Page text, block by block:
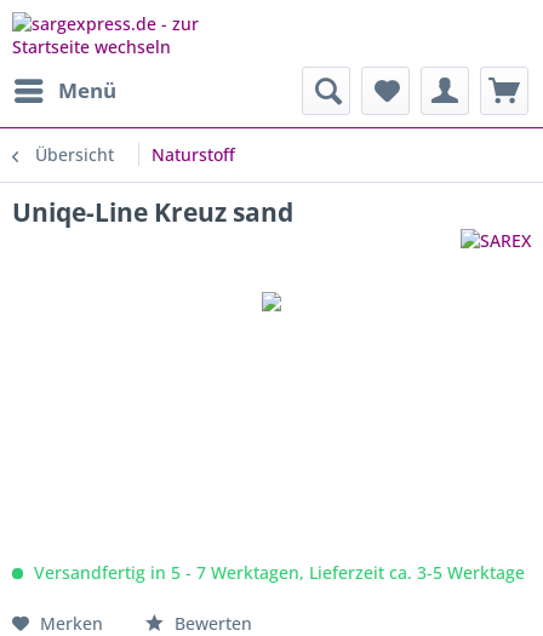
Menü
Übersicht Naturstoff
Uniqe-Line Kreuz sand
Versandfertig in 5 - 7 Werktagen, Lieferzeit ca. 3-5 Werktage
Merken Bewerten